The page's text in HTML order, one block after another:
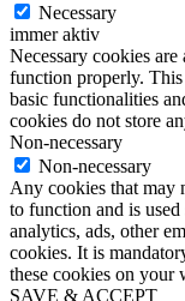
Necessary
immer aktiv
Necessary cookies
function properly.
basic functionalities
cookies do not store
Non-necessary
Non-necessary
Any cookies that may
to function and is
analytics, ads, other
cookies. It is
these cookies on your
SAVE & ACCEPT